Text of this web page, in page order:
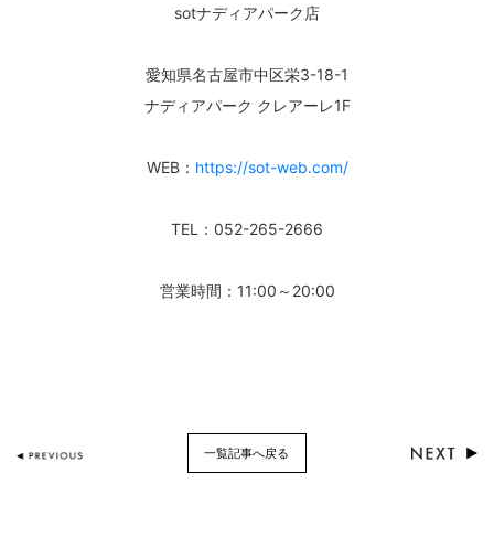
sotナディアパーク店
愛知県名古屋市中区栄3-18-1
ナディアパーク クレアーレ1F
WEB： https://sot-web.com/
TEL：052-265-2666
営業時間：11:00～20:00
一覧記事へ戻る